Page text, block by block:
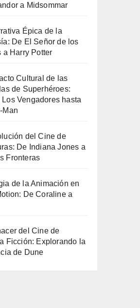
a Midsommar
Épica de la
De El Señor de los
a Harry Potter
Cultural de las
de Superhéroes:
Los Vengadores hasta
Man
del Cine de
De Indiana Jones a
Fronteras
de la Animación en
De Coraline a
del Cine de
Ficción: Explorando la
de Dune